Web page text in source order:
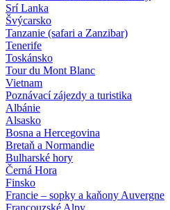
Srí Lanka
Švýcarsko
Tanzanie (safari a Zanzibar)
Tenerife
Toskánsko
Tour du Mont Blanc
Vietnam
Poznávací zájezdy a turistika
Albánie
Alsasko
Bosna a Hercegovina
Bretaň a Normandie
Bulharské hory
Černá Hora
Finsko
Francie – sopky a kaňony Auvergne
Francouzské Alpy